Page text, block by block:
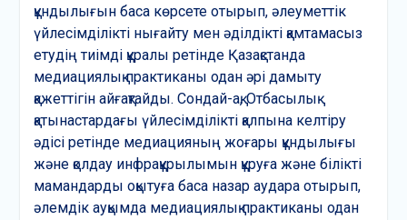
құндылығын баса көрсете отырып, әлеуметтік
үйлесімділікті нығайту мен әділдікті қамтамасыз
етудің тиімді құралы ретінде Қазақстанда
медиациялық практиканы одан әрі дамыту
қажеттігін айғақтайды. Сондай-ақ, Отбасылық
қатынастардағы үйлесімділікті қалпына келтіру
әдісі ретінде медиацияның жоғары құндылығы
және қолдау инфрақұрылымын құруға және білікті
мамандарды оқытуға баса назар аудара отырып,
әлемдік ауқымда медиациялық практиканы одан